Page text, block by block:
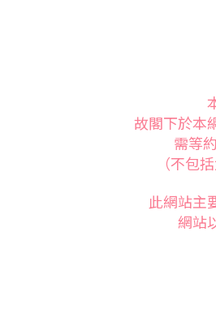
故閣下於本
需等
（不包
此網站主
網站